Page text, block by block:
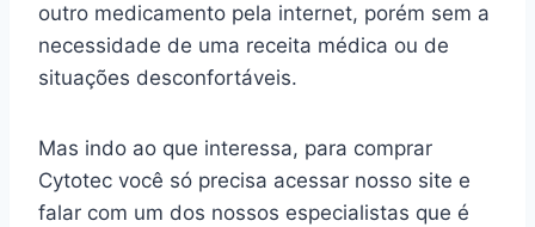
outro medicamento pela internet, porém sem a
necessidade de uma receita médica ou de
situações desconfortáveis.
Mas indo ao que interessa, para comprar
Cytotec você só precisa acessar nosso site e
falar com um dos nossos especialistas que é